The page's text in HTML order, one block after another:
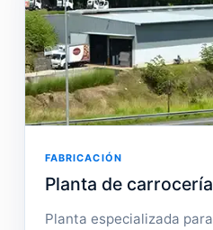
FABRICACIÓN
Planta de
Planta especializada